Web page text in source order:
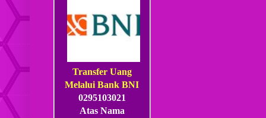
Transfer Uang
Melalui Bank BNI
0295103021
Atas Nama